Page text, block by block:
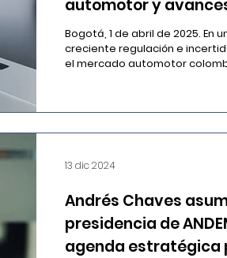
automotor y
movilidad
Colombia
Bogotá, 1 de abril de 2025. En un contexto de
creciente regulación e
el mercado automotor
Andrés Chaves
presidencia de
agenda estratégica
13 dic 2024